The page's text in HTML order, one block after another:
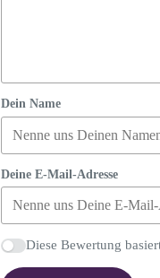
Dein Name
Deine E-Mail-Adresse
Diese Bewertung